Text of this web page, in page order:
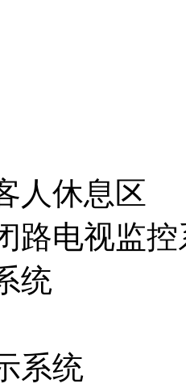
人休息区
路电视监控
统
系统